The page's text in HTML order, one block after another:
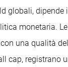
globali, dipende
monetaria.
una qualità
cap, registrano